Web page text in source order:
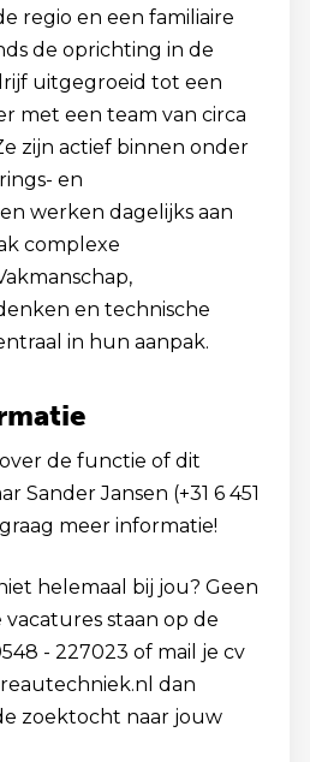
regio en een familiaire
de oprichting in de
uitgegroeid tot een
met een team van circa
zijn actief binnen onder
en
werken dagelijks aan
complexe
en technische
in hun aanpak.
de functie of dit
Sander Jansen (+31 6 451
meer informatie!
helemaal bij jou? Geen
staan op de
- 227023 of mail je cv
dan
zoektocht naar jouw